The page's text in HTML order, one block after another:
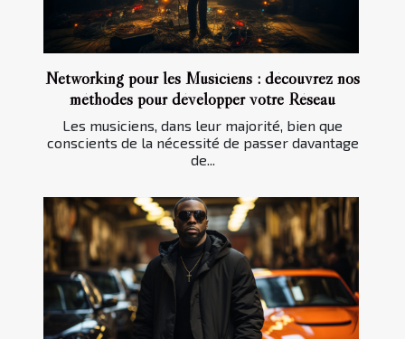
Networking pour les Musiciens : découvrez nos
méthodes pour développer votre Réseau
Les musiciens, dans leur majorité, bien que
conscients de la nécessité de passer davantage
de...